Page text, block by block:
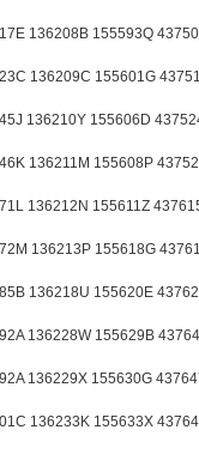
136208B 155593Q
136209C 155601G
136210Y 155606D
136211M 155608P
136212N 155611Z
136213P 155618G
136218U 155620E
136228W 155629B
136229X 155630G
136233K 155633X